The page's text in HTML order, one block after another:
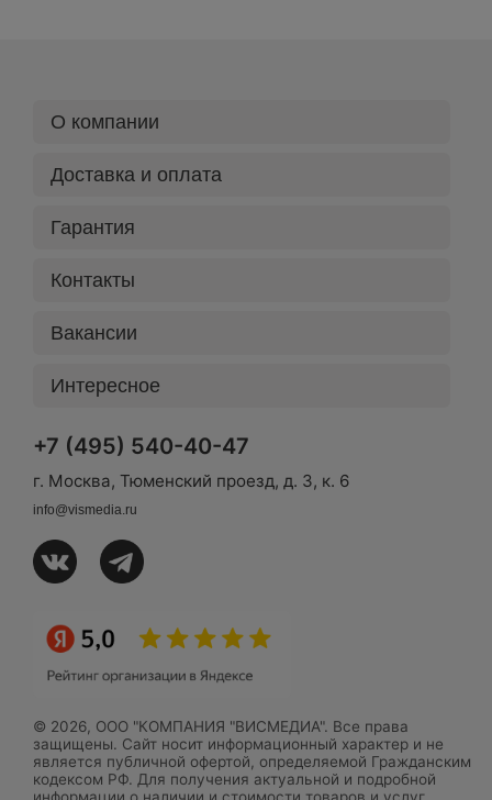
О компании
Доставка и оплата
Гарантия
Контакты
Вакансии
Интересное
+7 (495) 540-40-47
г. Москва, Тюменский проезд, д. 3, к. 6
info@vismedia.ru
© 2026, ООО "КОМПАНИЯ "ВИСМЕДИА". Все права
защищены. Сайт носит информационный характер и не
является публичной офертой, определяемой Гражданским
кодексом РФ. Для получения актуальной и подробной
информации о наличии и стоимости товаров и услуг